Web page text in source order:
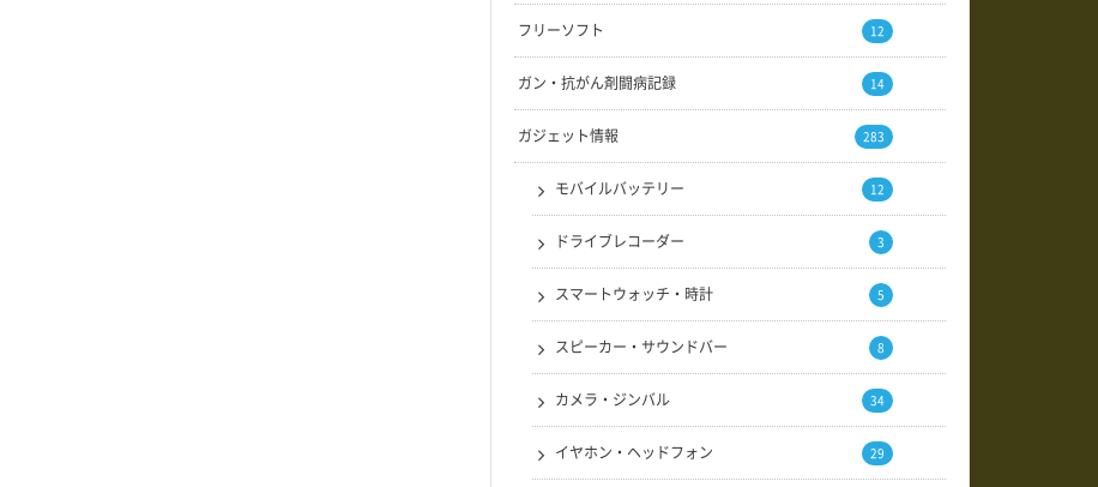
フリーソフト 12
ガン・抗がん剤闘病記録 14
ガジェット情報 283
モバイルバッテリー 12
ドライブレコーダー 3
スマートウォッチ・時計 5
スピーカー・サウンドバー 8
カメラ・ジンバル 34
イヤホン・ヘッドフォン 29